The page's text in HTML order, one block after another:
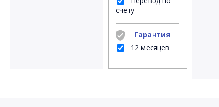
счёту
Гарантия
12 месяцев